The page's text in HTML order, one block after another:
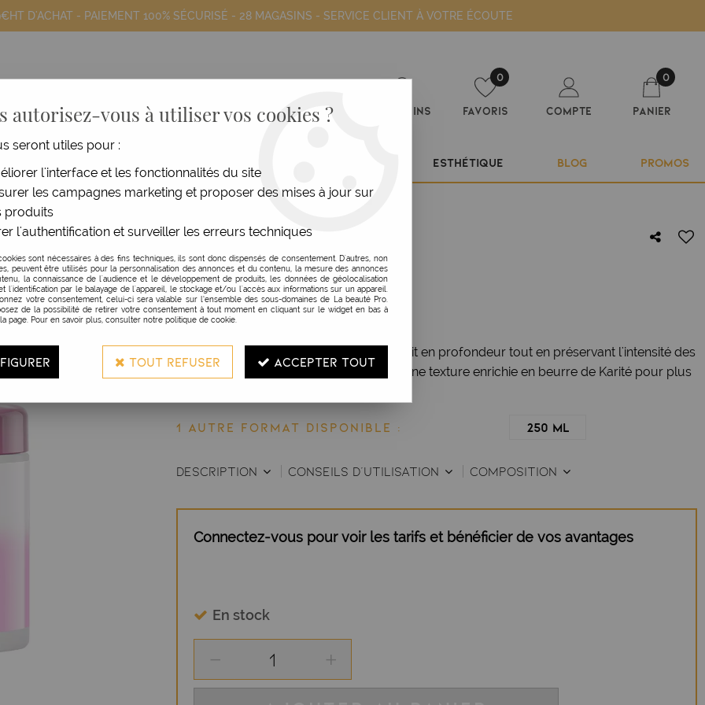
D'ACHAT - PAIEMENT 100% SÉCURISÉ - 28 MAGASINS - SERVICE CLIENT À VOTRE ÉCOUTE
Magasins
0
Favoris Compte
0
Panier
ESTHÉTIQUE BLOG PROMOS
riche - Couleur
SUBTIL
MASQUE RICHE - COULEUR
750 ML
Le masque riche couleur de Subtil nourrit en profondeur tout en préservant l'intensité des
pigments pour une brillance éclatante. Une texture enrichie en beurre de Karité pour plus
1 AUTRE FORMAT DISPONIBLE : 250 ml
DESCRIPTION CONSEILS D'UTILISATION COMPOSITION
Connectez-vous pour voir les tarifs et bénéficier de vos avantages
En stock
autorisez-vous à utiliser vos cookies ?
seront utiles pour :
l'interface et les fonctionnalités du site
les campagnes marketing et proposer des mises à jour sur
produits
l'authentification et surveiller les erreurs techniques
sont nécessaires à des fins techniques, ils sont donc dispensés de consentement. D'autres, non
peuvent être utilisés pour la personnalisation des annonces et du contenu, la mesure des annonces
la connaissance de l'audience et le développement de produits, les données de géolocalisation
l'identification par le balayage de l'appareil, le stockage et/ou l'accès aux informations sur un appareil.
votre consentement, celui-ci sera valable sur l’ensemble des sous-domaines de La beauté Pro.
de la possibilité de retirer votre consentement à tout moment en cliquant sur le widget en bas à
page. Pour en savoir plus, consulter notre politique de cookie.
TOUT REFUSER ACCEPTER TOUT